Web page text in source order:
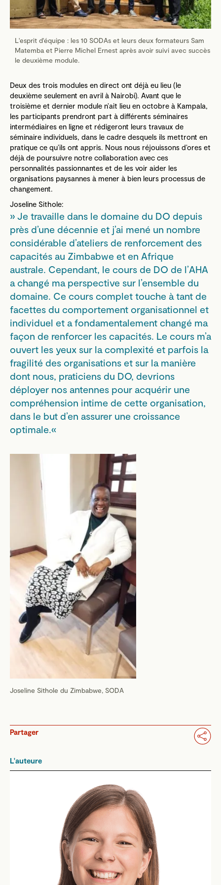
L'esprit d'équipe : les 10 SODAs et leurs deux formateurs Sam
Matemba et Pierre Michel Ernest après avoir suivi avec succès
le deuxième module.
Deux des trois modules en direct ont déjà eu lieu (le
deuxième seulement en avril à Nairobi). Avant que le
troisième et dernier module n’ait lieu en octobre à Kampala,
les participants prendront part à différents séminaires
intermédiaires en ligne et rédigeront leurs travaux de
séminaire individuels, dans le cadre desquels ils mettront en
pratique ce qu’ils ont appris. Nous nous réjouissons d’ores et
déjà de poursuivre notre collaboration avec ces
personnalités passionnantes et de les voir aider les
organisations paysannes à mener à bien leurs processus de
changement.
Joseline Sithole:
Je travaille dans le domaine du DO depuis
près d’une décennie et j’ai mené un nombre
considérable d’ateliers de renforcement des
capacités au Zimbabwe et en Afrique
australe. Cependant, le cours de DO de l’AHA
a changé ma perspective sur l’ensemble du
domaine. Ce cours complet touche à tant de
facettes du comportement organisationnel et
individuel et a fondamentalement changé ma
façon de renforcer les capacités. Le cours m’a
ouvert les yeux sur la complexité et parfois la
fragilité des organisations et sur la manière
dont nous, praticiens du DO, devrions
déployer nos antennes pour acquérir une
compréhension intime de cette organisation,
dans le but d’en assurer une croissance
optimale.
Joseline Sithole du Zimbabwe, SODA
Partager
L'auteure